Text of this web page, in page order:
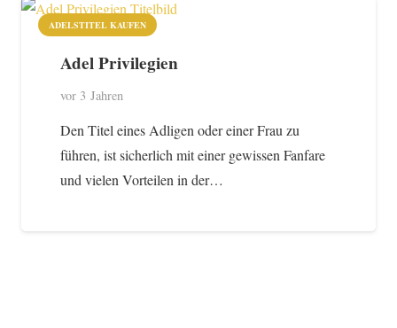
ADELSTITEL KAUFEN
Adel Privilegien
vor 3 Jahren
Den Titel eines Adligen oder einer Frau zu
führen, ist sicherlich mit einer gewissen Fanfare
und vielen Vorteilen in der…